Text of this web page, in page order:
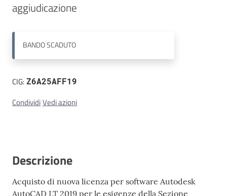
BANDOSCADUTO
CIG:Z6A25AFF19
CondividiVedi azioni
Descrizione
Acquisto di nuova licenza per software Autodesk
AutoCAD LT 2019 per le esigenze della Sezione